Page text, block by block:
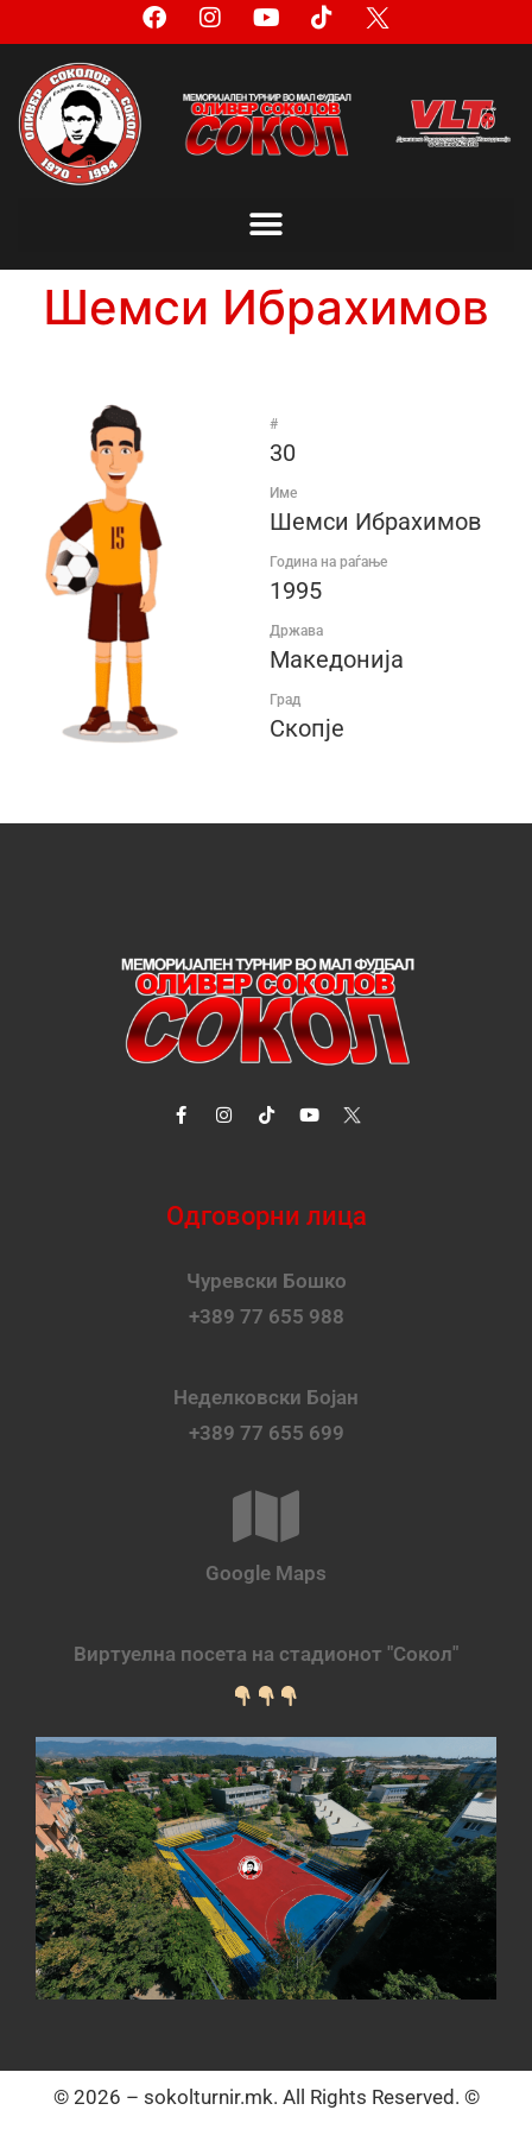
Шемси Ибрахимов
#
30
Име
Шемси Ибрахимов
Година на раѓање
1995
Држава
Македонија
Град
Скопје
Одговорни лица
Чуревски Бошко
+389 77 655 988
Неделковски Бојан
+389 77 655 699
Google Maps
Виртуелна посета на стадионот "Сокол"
© 2026 – sokolturnir.mk. All Rights Reserved. ©